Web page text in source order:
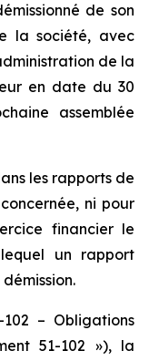
de son
la société, avec
de la
en date du 30
assemblée
les rapports de
ni pour
financier le
un rapport
– Obligations
51-102 »), la